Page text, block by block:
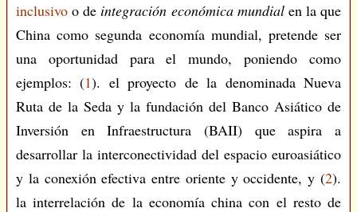
inclusivo o de integración económica mundialen la que
China como segunda economía mundial, pretende ser
una oportunidad para el mundo, poniendo como
ejemplos: (1). el proyecto de la denominada Nueva
Ruta de la Seda y la fundación del Banco Asiático de
Inversión en Infraestructura (BAII) que aspira a
desarrollar la interconectividad del espacio euroasiático
y la conexión efectiva entre oriente y occidente, y (2).
la interrelación de la economía china con el resto de